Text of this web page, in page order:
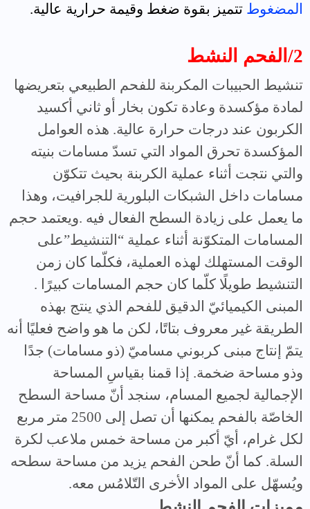
المضغوط تتميز بقوة ضغط وقيمة حرارية عالية.
2/الفحم النشط
تنشيط الحبيبات المكربنة للفحم الطبيعي بتعريضها
لمادة مؤكسدة وعادة تكون بخار أو ثاني أكسيد
الكربون عند درجات حرارة عالية. هذه العوامل
المؤكسدة تحرق المواد التي تسدّ مسامات بنيته
والتي نتجت أثناء عملية الكربنة بحيث تتكوّن
مسامات داخل الشبكات البلورية للجرافيت، وهذا
ما يعمل على زيادة السطح الفعال فيه .ويعتمد حجم
المسامات المتكوّنة أثناء عملية “التنشيط”على
الوقت المستهلك لهذه العملية، فكلّما كان زمن
التنشيط طويلًا كلّما كان حجم المسامات كبيرًا .
المبنى الكيميائيّ الدقيق للفحم الذي ينتج بهذه
الطريقة غير معروف بتاتًا، لكن ما هو واضح فعليًا أنه
يتمّ إنتاج مبنى كربوني مساميّ (ذو مسامات) جدًا
وذو مساحة ضخمة. إذا قمنا بقياسِ المساحة
الإجمالية لجميع المسام، سنجد أنّ مساحة السطح
الخاصّة بالفحم يمكنها أن تصل إلى 2500 متر مربع
لكل غرام، أيّ أكبر من مساحة خمس ملاعب لكرة
السلة. كما أنّ طحن الفحم يزيد من مساحة سطحه
ويُسهّل على المواد الأخرى التّلامُس معه.